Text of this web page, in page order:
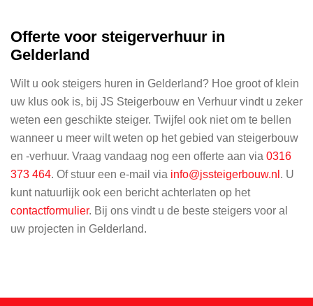
Offerte voor steigerverhuur in
Gelderland
Wilt u ook steigers huren in Gelderland? Hoe groot of klein
uw klus ook is, bij JS Steigerbouw en Verhuur vindt u zeker
weten een geschikte steiger. Twijfel ook niet om te bellen
wanneer u meer wilt weten op het gebied van steigerbouw
en -verhuur. Vraag vandaag nog een offerte aan via 0316
373 464. Of stuur een e-mail via info@jssteigerbouw.nl . U
kunt natuurlijk ook een bericht achterlaten op het
contactformulier. Bij ons vindt u de beste steigers voor al
uw projecten in Gelderland.